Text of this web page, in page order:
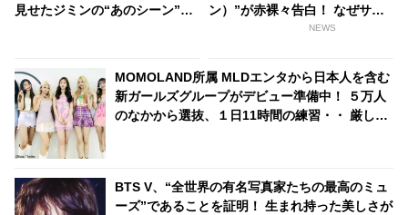
見せたジミンの“あのシーン”の
きの声殺到
ン）”が赤裸々告白！ なぜサセ
ンになったのか、なぜサセンを
NEWS
MOMOLAND所属 MLDエンタから日本人を含む
新ガールズグループがデビュー準備中！ ５万人
のなかから選抜、１日11時間の練習・・ 厳しい
BTS V、“全世界の有名写真家たちの最高のミュ
ーズ”であることを証明！ 生まれ持った美しさが